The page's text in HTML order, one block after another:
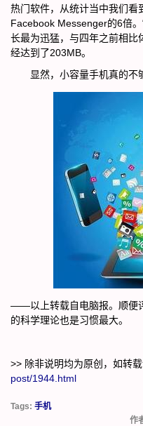
热门软件，从统计当中我们看
Facebook Messenger的6倍
长最为迅猛，与四年之前相比
经达到了203MB。
显然，小容量手机真的不
——以上转载自电脑报。顺便
的科学理论也是习惯最大。
>> 除非说明均为原创，如转
post/1944.html
Tags: 手机
作